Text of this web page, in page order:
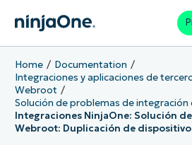
Home
Documentation
Integraciones y aplicaciones de
Webroot
Solución de problemas de
Integraciones NinjaOne: Solución
Webroot: Duplicación de